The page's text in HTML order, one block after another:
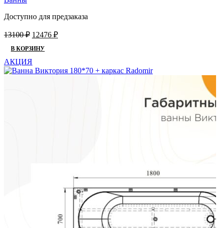
Доступно для предзаказа
13100₽ Первоначальная
составляла
13100 ₽.
12476 ₽Текущая
В КОРЗИНУ
АКЦИЯ